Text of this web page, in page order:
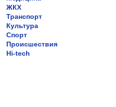
ЖКХ
Транспорт
Культура
Спорт
Происшествия
Hi-tech